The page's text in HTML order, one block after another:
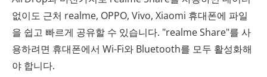
없이도 근처 realme, OPPO, Vivo, Xiaomi 휴대폰에 파일
을 쉽고 빠르게 공유할 수 있습니다. "realme Share"를 사
용하려면 휴대폰에서 Wi-Fi와 Bluetooth를 모두 활성화해
야 합니다.